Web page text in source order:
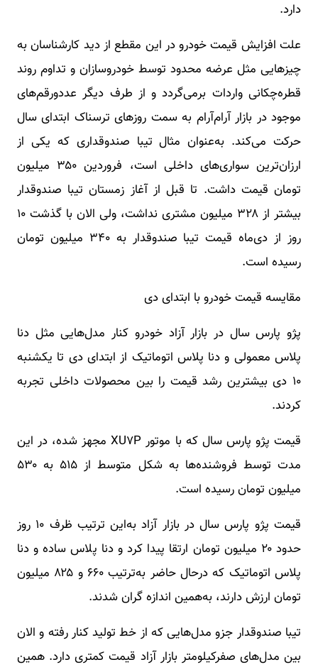
دارد.
علت افزایش قیمت خودرو در این مقطع از دید کارشناسان به
چیز‌هایی مثل عرضه محدود توسط خودروسازان و تداوم روند
قطره‌چکانی واردات برمی‌گردد و از طرف دیگر عددورقم‌های
موجود در بازار آرام‌آرام به سمت روز‌های ترسناک ابتدای سال
حرکت می‌کند. به‌عنوان مثال تیبا صندوقداری که یکی از
ارزان‌ترین سواری‌های داخلی است، فروردین ۳۵۰ میلیون
تومان قیمت داشت. تا قبل از آغاز زمستان تیبا صندوقدار
بیشتر از ۳۲۸ میلیون مشتری نداشت، ولی الان با گذشت ۱۰
روز از دی‌ماه قیمت تیبا صندوقدار به ۳۴۰ میلیون تومان
رسیده است.
مقایسه قیمت خودرو با ابتدای دی‌
پژو پارس سال در بازار آزاد خودرو کنار مدل‌هایی مثل دنا
پلاس معمولی و دنا پلاس اتوماتیک از ابتدای دی تا یکشنبه
۱۰ دی بیشترین رشد قیمت را بین محصولات داخلی تجربه
کردند.
قیمت پژو پارس سال که با موتور XU۷P مجهز شده، در این
مدت توسط فروشنده‌ها به شکل متوسط از ۵۱۵ به ۵۳۰
میلیون تومان رسیده است.
قیمت پژو پارس سال در بازار آزاد به‌این ترتیب ظرف ۱۰ روز
حدود ۲۰ میلیون تومان ارتقا پیدا کرد و دنا پلاس ساده و دنا
پلاس اتوماتیک که درحال حاضر به‌ترتیب ۶۶۰ و ۸۲۵ میلیون
تومان ارزش دارند، به‌همین اندازه گران شدند.
تیبا صندوقدار جزو مدل‌هایی که از خط تولید کنار رفته و الان
بین مدل‌های صفرکیلومتر بازار آزاد قیمت کمتری دارد. همین